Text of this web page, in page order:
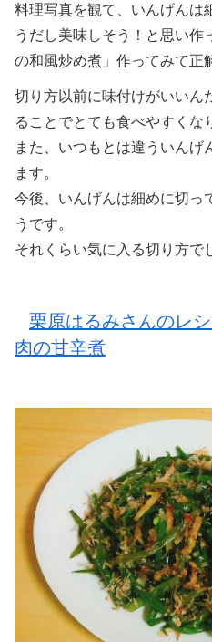
料理写真を観て、いんげんは
うだし美味しそう！と思い作
の和風炒め煮」作ってみて正
切り方以前に味付けがいいん
ることでとても食べやすくな
また、いつもとは違ういんげ
ます。
今後、いんげんは細めに切っ
うです。
それくらい気に入る切り方で
栗原はるみさんのレ
肉の甘辛煮